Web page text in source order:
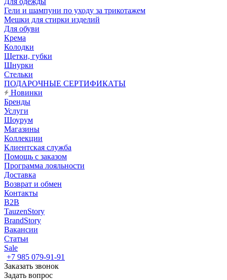
Гели и шампуни по уходу за трикотажем
Мешки для стирки изделий
Для обуви
Крема
Колодки
Щетки, губки
Шнурки
Стельки
ПОДАРОЧНЫЕ СЕРТИФИКАТЫ
Новинки
Бренды
Услуги
Шоурум
Магазины
Коллекции
Клиентская служба
Помощь с заказом
Программа лояльности
Доставка
Возврат и обмен
Контакты
B2B
TauzenStory
BrandStory
Вакансии
Статьи
Sale
+7 985 079-91-91
Заказать звонок
Задать вопрос